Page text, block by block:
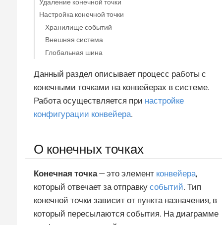
Удаление конечной точки
Настройка конечной точки
Хранилище событий
Внешняя система
Глобальная шина
Данный раздел описывает процесс работы с
конечными точками на конвейерах в системе.
Работа осуществляется при настройке
конфигурации конвейера.
О конечных точках
Конечная точка— это элемент конвейера,
который отвечает за отправку событий. Тип
конечной точки зависит от пункта назначения, в
который пересылаются события. На диаграмме